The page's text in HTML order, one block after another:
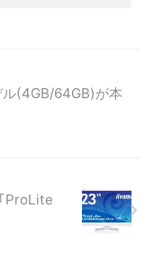
(4GB/64GB)が本
ProLite